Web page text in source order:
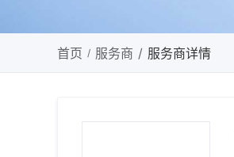
首页 服务商 服务商详情